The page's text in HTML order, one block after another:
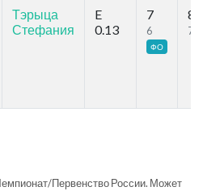
Тэрыца
Стефания
E
0.13
7
6
ФО
8
7
Первенство России. Может